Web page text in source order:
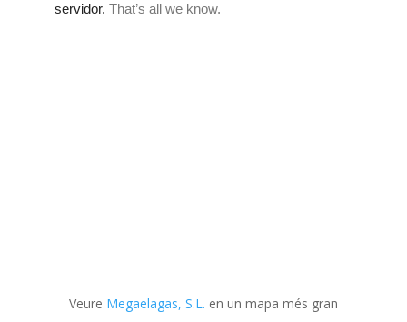
Veure Megaelagas, S.L. en un mapa més gran